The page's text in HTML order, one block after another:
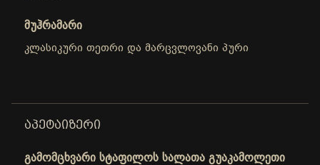
მუჰრამარი
კლასიკური თეთრი და მარცვლოვანი პური
ᲐᲞᲔᲢᲐᲘᲖᲔᲠᲘ
გამომცხვარი სტაფილოს სალათა გუაკამოლეთი